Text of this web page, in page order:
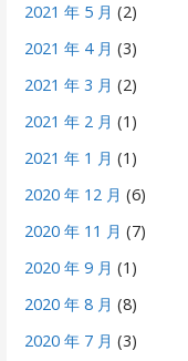
2021 年 5 月 (2)
2021 年 4 月 (3)
2021 年 3 月 (2)
2021 年 2 月 (1)
2021 年 1 月 (1)
2020 年 12 月 (6)
2020 年 11 月 (7)
2020 年 9 月 (1)
2020 年 8 月 (8)
2020 年 7 月 (3)